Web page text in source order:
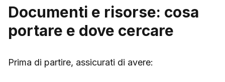
Documenti e risorse: cosa
portare e dove cercare
Prima di partire, assicurati di avere: